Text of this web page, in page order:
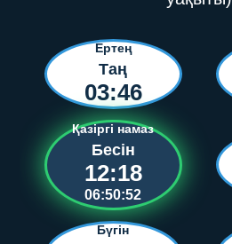
Ертең
Таң
03:46
Қазіргі намаз
Бесін
12:18
06:50:52
Бүгін